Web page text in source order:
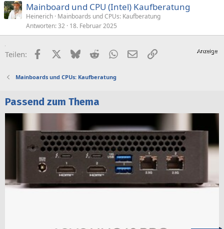
Mainboard und CPU (Intel) Kaufberatung
Heinerich Mainboards und CPUs: Kaufberatung
Antworten 32 18. Februar 2025
Teilen: FacebookX (Twitter)
BlueskyRedditWhatsApp
E-MailLink
Mainboards und CPUs: Kaufberatung
Passend zum Thema